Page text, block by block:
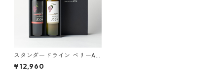
スタンダードライン ベリーA
& 甲州 ２本セット 果汁10
0％ストレート最高級ぶどうジ
¥12,960